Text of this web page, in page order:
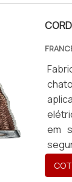
em